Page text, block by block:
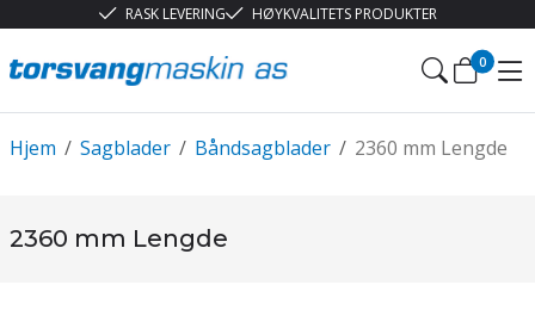
RASK LEVERING HØYKVALITETS PRODUKTER
0
/
Hjem /
Sagblader /
Båndsagblader 2360 mm Lengde
2360 mm Lengde